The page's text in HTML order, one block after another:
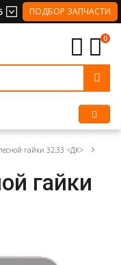
ПОДБОР ЗАПЧАСТИ
0
гайки 32,33 <ДК>
гайки